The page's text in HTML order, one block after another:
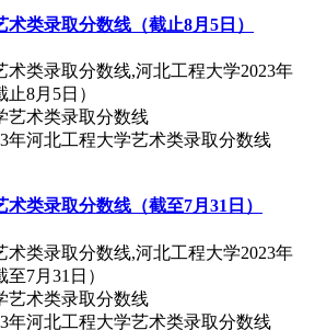
类录取分数线（截止8月5日）
术类录取分数线,河北工程大学2023年
8月5日）
年河北工程大学艺术类录取分数线
类录取分数线（截至7月31日）
术类录取分数线,河北工程大学2023年
7月31日）
年河北工程大学艺术类录取分数线